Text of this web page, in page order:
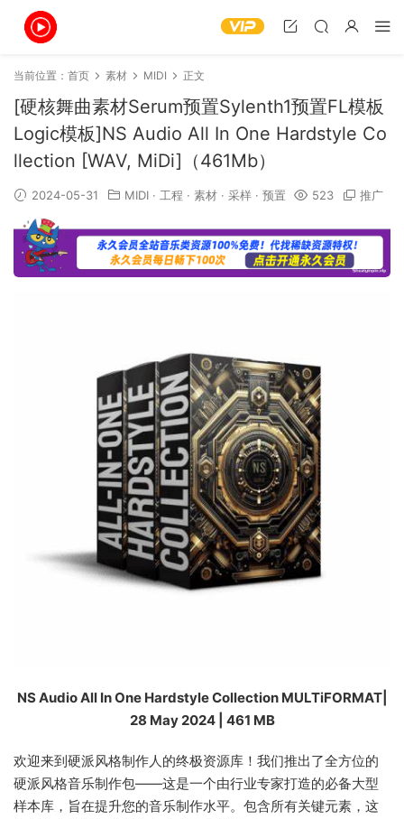
当前位置： 首页 素材 MIDI 正文
[硬核舞曲素材Serum预置Sylenth1预置FL模板
Logic模板]NS Audio All In One Hardstyle Co
llection [WAV, MiDi]（461Mb）
2024-05-31 MIDI · 工程 · 素材 · 采样 · 预置 523 推广
NS Audio All In One Hardstyle Collection MULTiFORMAT|
28 May 2024 | 461 MB
欢迎来到硬派风格制作人的终极资源库！我们推出了全方位的
硬派风格音乐制作包——这是一个由行业专家打造的必备大型
样本库，旨在提升您的音乐制作水平。包含所有关键元素，这